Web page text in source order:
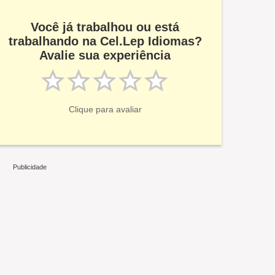
Você já trabalhou ou está
trabalhando na Cel.Lep Idiomas?
Avalie sua experiência
Clique para avaliar